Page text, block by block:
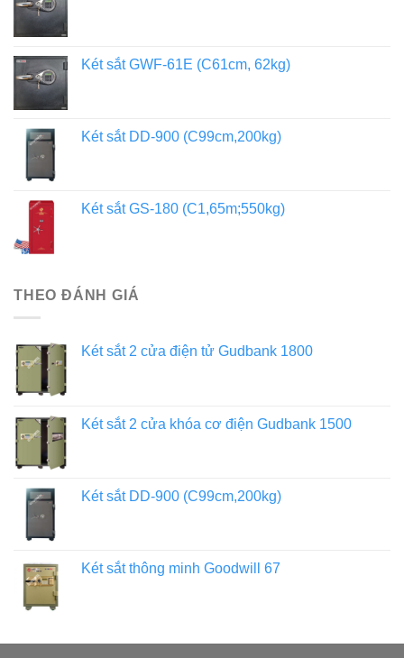
Két sắt GWF-61E (C61cm, 62kg)
Két sắt DD-900 (C99cm,200kg)
Két sắt GS-180 (C1,65m;550kg)
THEO ĐÁNH GIÁ
Két sắt 2 cửa điện tử Gudbank 1800
Két sắt 2 cửa khóa cơ điện Gudbank 1500
Két sắt DD-900 (C99cm,200kg)
Két sắt thông minh Goodwill 67